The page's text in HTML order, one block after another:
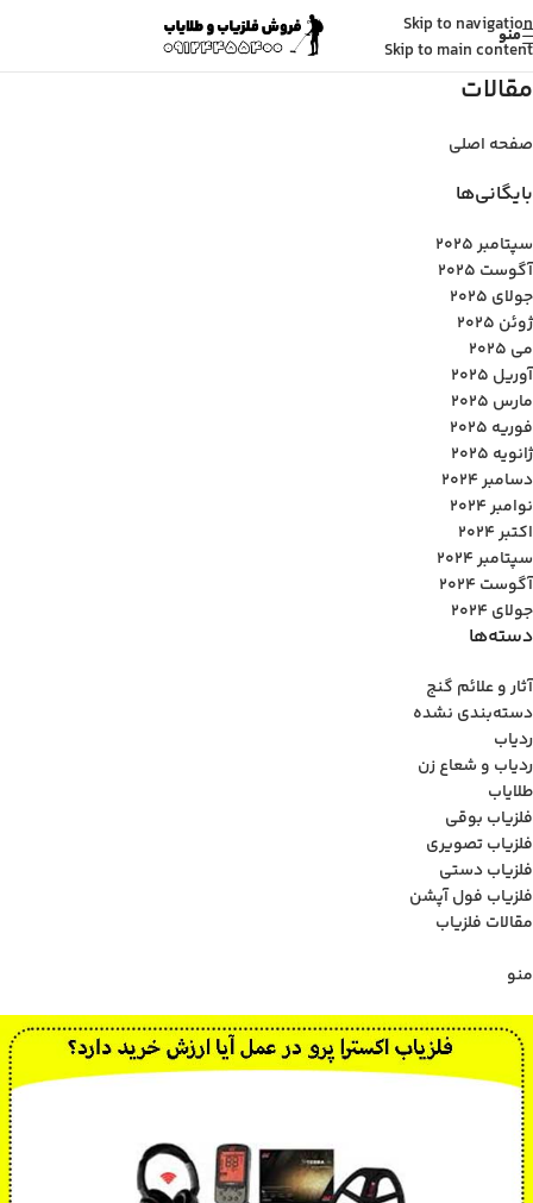
Skip to navigation
Skip to main content
منو
مقالات
صفحه اصلی
بایگانی‌ها
سپتامبر 2025
آگوست 2025
جولای 2025
ژوئن 2025
می 2025
آوریل 2025
مارس 2025
فوریه 2025
ژانویه 2025
دسامبر 2024
نوامبر 2024
اکتبر 2024
سپتامبر 2024
آگوست 2024
جولای 2024
دسته‌ها
آثار و علائم گنج
دسته‌بندی نشده
ردیاب
ردیاب و شعاع زن
طلایاب
فلزیاب بوقی
فلزیاب تصویری
فلزیاب دستی
فلزیاب فول آپشن
مقالات فلزیاب
منو